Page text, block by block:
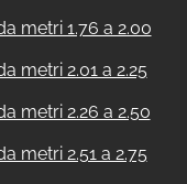
metri 1.76 a 2.00
metri 2.01 a 2.25
metri 2.26 a 2.50
metri 2.51 a 2.75